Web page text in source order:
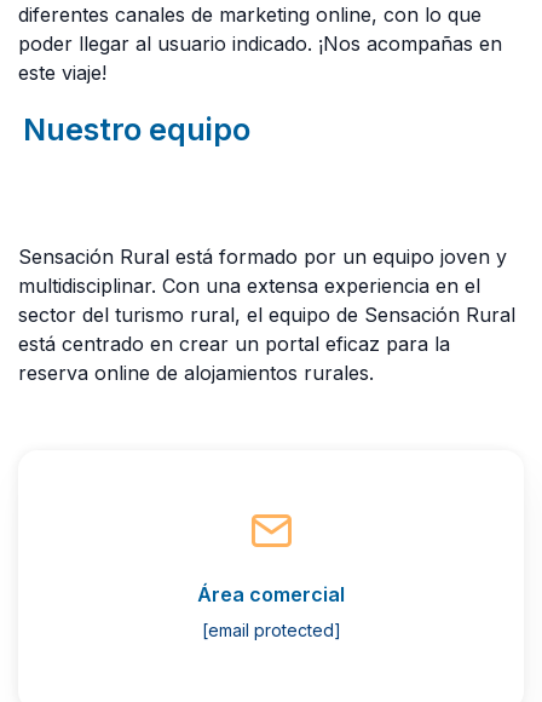
diferentes canales de marketing online, con lo que
poder llegar al usuario indicado. ¡Nos acompañas en
este viaje!
Nuestro equipo
Sensación Rural está formado por un equipo joven y
multidisciplinar. Con una extensa experiencia en el
sector del turismo rural, el equipo de Sensación Rural
está centrado en crear un portal eficaz para la
reserva online de alojamientos rurales.
Área comercial
[email protected]